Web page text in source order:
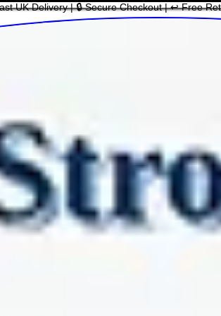
UK Delivery | 🔒 Secure Checkout | ↩ Free